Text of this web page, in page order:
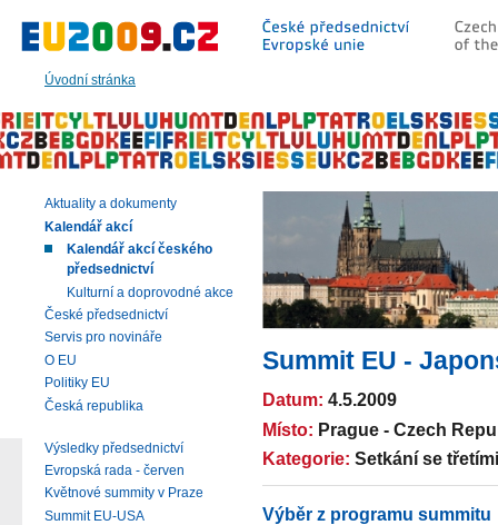
Úvodní stránka
hlavní
|
navigaci
|
vyhledávání
Summit EU -
Datum: 4.5.2009
Místo: Prague - Czech
Kategorie: Setkání se
Výběr z programu summitu
Aktuality a dokumenty
Kalendář akcí
Kalendář akcí českého
předsednictví
Kulturní a doprovodné akce
České předsednictví
Servis pro novináře
O EU
Politiky EU
Česká republika
Výsledky předsednictví
Evropská rada - červen
Květnové summity v Praze
Summit EU-USA